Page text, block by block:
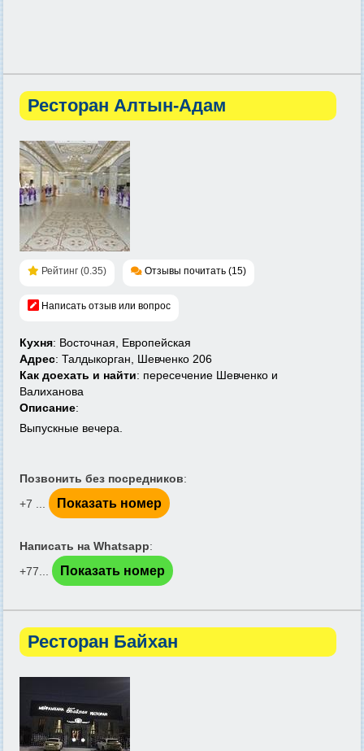
Ресторан Алтын-Адам
Рейтинг (0.35) Отзывы почитать (15)
Написать отзыв или вопрос
Кухня: Восточная, Европейская
Адрес: Талдыкорган, Шевченко 206
Как доехать и найти: пересечение Шевченко и
Валиханова
Описание:
Выпускные вечера.
Позвонить без посредников:
+7 ...
Показать номер
Написать на Whatsapp:
+77...
Показать номер
Ресторан Байхан